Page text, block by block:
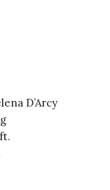
D’Arcy